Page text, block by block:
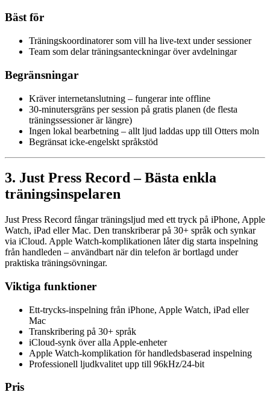
Bäst för
Träningskoordinatorer som vill ha live-text under sessioner
Team som delar träningsanteckningar över avdelningar
Begränsningar
Kräver internetanslutning – fungerar inte offline
30-minutersgräns per session på gratis planen (de flesta
träningssessioner är längre)
Ingen lokal bearbetning – allt ljud laddas upp till Otters moln
Begränsat icke-engelskt språkstöd
3. Just Press Record – Bästa enkla
träningsinspelaren
Just Press Record fångar träningsljud med ett tryck på iPhone, Apple
Watch, iPad eller Mac. Den transkriberar på 30+ språk och synkar
via iCloud. Apple Watch-komplikationen låter dig starta inspelning
från handleden – användbart när din telefon är bortlagd under
praktiska träningsövningar.
Viktiga funktioner
Ett-trycks-inspelning från iPhone, Apple Watch, iPad eller
Mac
Transkribering på 30+ språk
iCloud-synk över alla Apple-enheter
Apple Watch-komplikation för handledsbaserad inspelning
Professionell ljudkvalitet upp till 96kHz/24-bit
Pris